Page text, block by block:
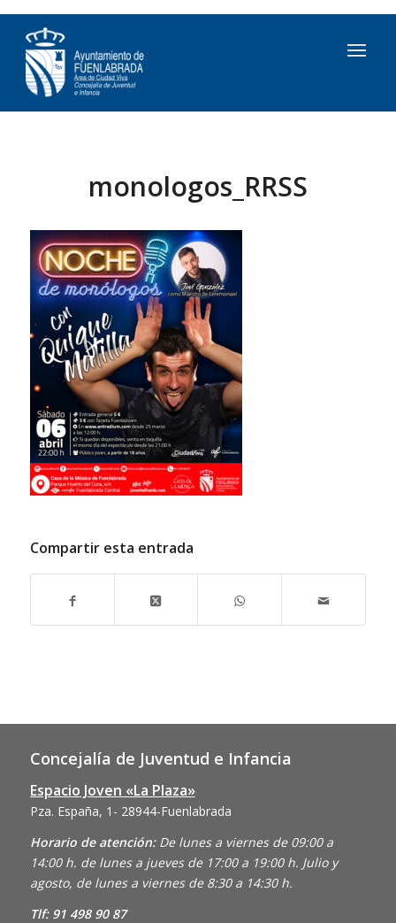
monologos_RRSS
Compartir esta entrada
Concejalía de Juventud e Infancia
Espacio Joven «La Plaza»
Pza. España, 1- 28944-Fuenlabrada
Horario de atención: De lunes a viernes de 09:00 a
14:00 h. de lunes a jueves de 17:00 a 19:00 h. Julio y
agosto, de lunes a viernes de 8:30 a 14:30 h.
Tlf: 91 498 90 87